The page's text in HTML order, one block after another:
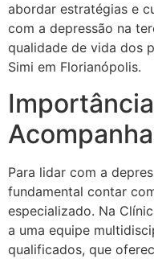
abordar estratégias e
com a depressão na
qualidade de vida dos
Simi em Florianópolis.
Para lidar com a
fundamental contar
especializado. Na
a uma equipe
qualificados, que